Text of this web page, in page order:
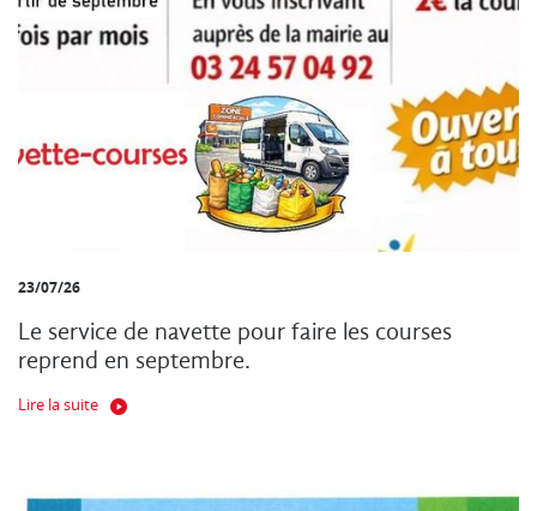
23/07/26
Le service de navette pour faire les courses
reprend en septembre.
Lire la suite